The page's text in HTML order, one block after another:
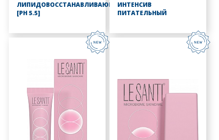
ЛИПИДОВОССТАНАВЛИВАЮЩИЙ
[PH 5.5]
ИНТЕНСИВ
ПИТАТЕЛЬНЫЙ